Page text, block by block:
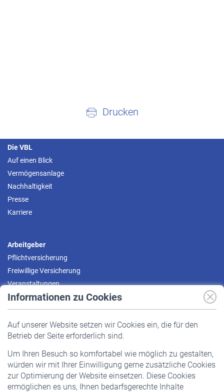
Informationen zu Cookies
Auf unserer Website setzen wir Cookies ein, die für den
Betrieb der Seite erforderlich sind.
Um Ihren Besuch so komfortabel wie möglich zu gestalten,
würden wir mit Ihrer Einwilligung gerne zusätzliche Cookies
zur Optimierung der Website einsetzen. Diese Cookies
ermöglichen es uns, Ihnen bedarfsgerechte Inhalte
Drucken
Die VBL
Auf einen Blick
Vermögensanlage
Nachhaltigkeit
Presse
Karriere
Arbeitgeber
Pflichtversicherung
Freiwillige Versicherung
Veranstaltungen
Pflichtversicherung
Staatliche Förderung
Veranstaltungen